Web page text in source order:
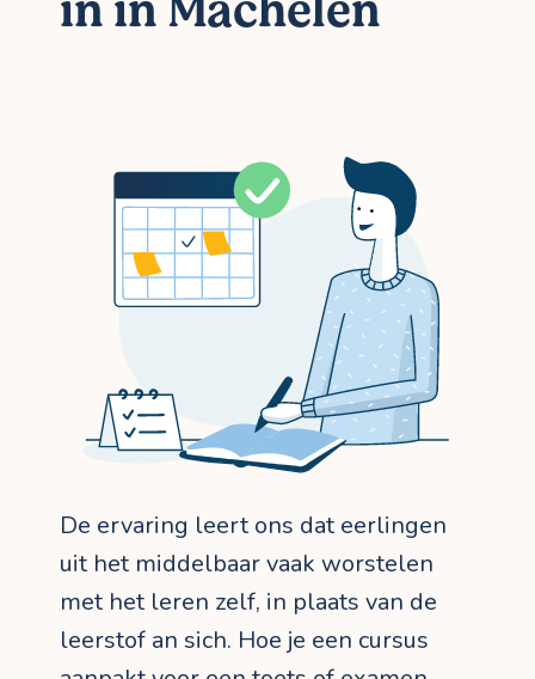
De ervaring leert ons dat eerlingen
uit het middelbaar vaak worstelen
met het leren zelf, in plaats van de
leerstof an sich. Hoe je een cursus